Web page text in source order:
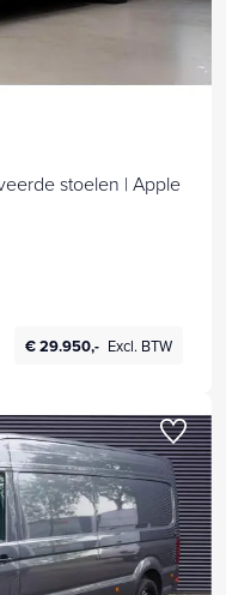
stoelen | Apple
€ 29.950,- Excl. BTW